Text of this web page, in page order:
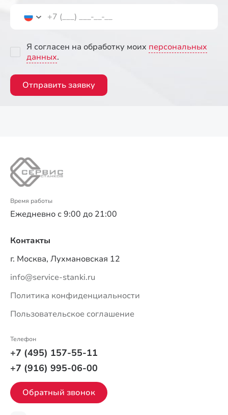
Я согласен на обработку моих персональных
данных.
Отправить заявку
Время работы
Ежедневно с 9:00 до 21:00
Контакты
г. Москва, Лухмановская 12
info@service-stanki.ru
Политика конфиденциальности
Пользовательское соглашение
Телефон
+7 (495) 157-55-11
+7 (916) 995-06-00
Обратный звонок